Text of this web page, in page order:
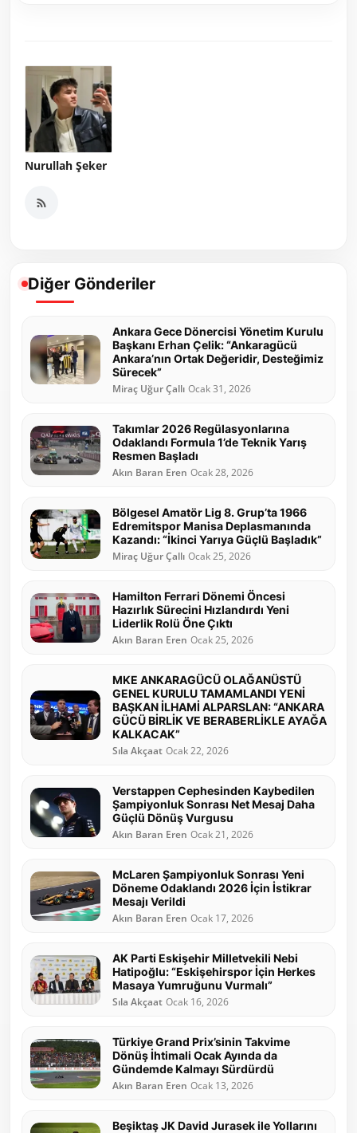
Nurullah Şeker
Diğer Gönderiler
Ankara Gece Dönercisi Yönetim Kurulu
Başkanı Erhan Çelik: “Ankaragücü
Ankara’nın Ortak Değeridir, Desteğimiz
Sürecek”
Miraç Uğur Çallı Ocak 31, 2026
Takımlar 2026 Regülasyonlarına
Odaklandı Formula 1’de Teknik Yarış
Resmen Başladı
Akın Baran Eren Ocak 28, 2026
Bölgesel Amatör Lig 8. Grup’ta 1966
Edremitspor Manisa Deplasmanında
Kazandı: “İkinci Yarıya Güçlü Başladık”
Miraç Uğur Çallı Ocak 25, 2026
Hamilton Ferrari Dönemi Öncesi
Hazırlık Sürecini Hızlandırdı Yeni
Liderlik Rolü Öne Çıktı
Akın Baran Eren Ocak 25, 2026
MKE ANKARAGÜCÜ OLAĞANÜSTÜ
GENEL KURULU TAMAMLANDI YENİ
BAŞKAN İLHAMİ ALPARSLAN: “ANKARA
GÜCÜ BİRLİK VE BERABERLİKLE AYAĞA
KALKACAK”
Sıla Akçaat Ocak 22, 2026
Verstappen Cephesinden Kaybedilen
Şampiyonluk Sonrası Net Mesaj Daha
Güçlü Dönüş Vurgusu
Akın Baran Eren Ocak 21, 2026
McLaren Şampiyonluk Sonrası Yeni
Döneme Odaklandı 2026 İçin İstikrar
Mesajı Verildi
Akın Baran Eren Ocak 17, 2026
AK Parti Eskişehir Milletvekili Nebi
Hatipoğlu: “Eskişehirspor İçin Herkes
Masaya Yumruğunu Vurmalı”
Sıla Akçaat Ocak 16, 2026
Türkiye Grand Prix’sinin Takvime
Dönüş İhtimali Ocak Ayında da
Gündemde Kalmayı Sürdürdü
Akın Baran Eren Ocak 13, 2026
Beşiktaş JK David Jurasek ile Yollarını